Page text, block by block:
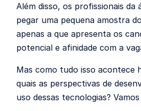
Além disso, os profissionais da
pegar uma pequena amostra
apenas a que apresenta os
potencial e afinidade com a
Mas como tudo isso acontece
quais as perspectivas de
uso dessas tecnologias?